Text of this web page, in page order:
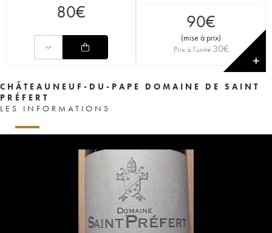
80€ 90€
(mise à prix)
Prix à l'unité 30€
✕
CHÂTEAUNEUF-DU-PAPE DOMAINE DE SAINT
PRÉFERT
LES INFORMATIONS